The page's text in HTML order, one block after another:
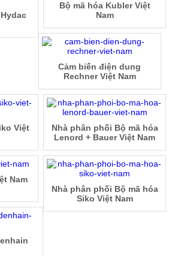
Bộ mã hóa Kubler Việt
Nam
Cảm biến điện dung
Rechner Việt Nam
Nhà phân phối Bộ mã hóa
Lenord + Bauer Việt Nam
Việt
Nhà phân phối Bộ mã hóa
Siko Việt Nam
Nam